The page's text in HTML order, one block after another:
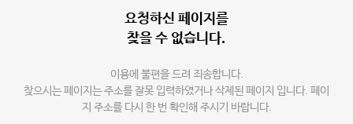
요청하신 페이지를
찾을 수 없습니다.
이용에 불편을 드려 죄송합니다.
찾으시는 페이지는 주소를 잘못 입력하였거나 삭제된 페이지 입니다. 페이
지 주소를 다시 한 번 확인해 주시기 바랍니다.